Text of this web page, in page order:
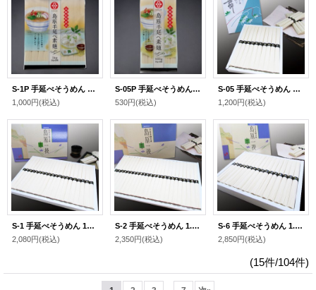
S-1P 手延べそうめん 1kg（袋入り）
1,000円(税込)
S-05P 手延べそうめん 500g（袋入り）
530円(税込)
S-05 手延べそうめん 500g（化粧箱）
1,200円(税込)
S-1 手延べそうめん 1kg（化粧箱）
2,080円(税込)
S-2 手延べそうめん 1.2kg（化粧箱）
2,350円(税込)
S-6 手延べそうめん 1.6kg（化粧箱）
2,850円(税込)
(15件/104件)